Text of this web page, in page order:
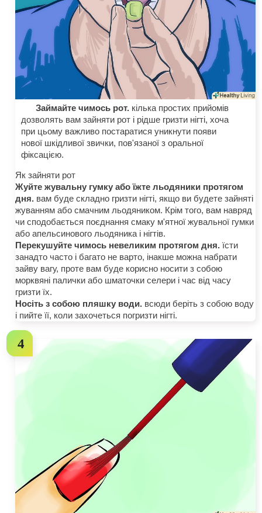
Займайте чимось рот. кілька простих прийомів
дозволять вам зайняти рот і рідше гризти нігті, хоча
при цьому важливо постаратися уникнути появи
нової шкідливої звички, пов'язаної з оральної
фіксацією.
Як зайняти рот
Жуйте жувальну гумку або їжте льодяники протягом
дня. вам буде складно гризти нігті, якщо ви будете зайняті
жуванням або смачним льодяником. Крім того, вам навряд
чи сподобається поєднання смаку м'ятної жувальної гумки
або апельсинового льодяника і нігтів.
Перекушуйте чимось невеликим протягом дня. їсти
занадто часто і багато не варто, інакше можна набрати
зайву вагу, проте вам буде корисно носити з собою
морквяні палички або шматочки селери і час від часу
гризти їх.
Носіть з собою пляшку води. всюди беріть з собою воду
і пийте її, коли захочеться погризти нігті.